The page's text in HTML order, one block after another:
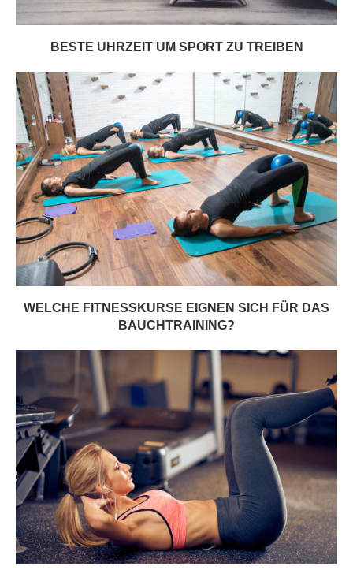
BESTE UHRZEIT UM SPORT ZU TREIBEN
WELCHE FITNESSKURSE EIGNEN SICH FÜR DAS
BAUCHTRAINING?